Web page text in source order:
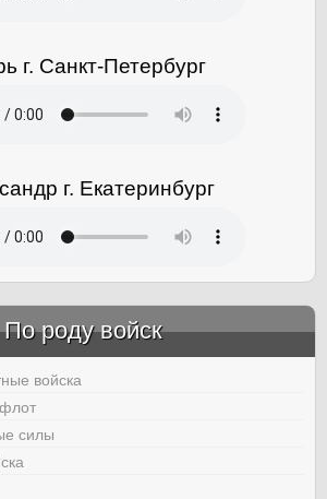
г. Санкт-Петербург
г. Екатеринбург
По роду войск
войска
силы